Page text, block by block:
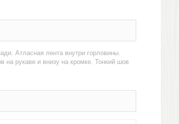
Атласная лента внутри горловины.
рукаве и внизу на кромке. Тонкий шов